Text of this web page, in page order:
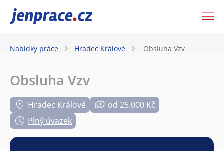
JenPráce.cz
Nabídky práce Hradec Králové Obsluha Vzv
Obsluha Vzv
Hradec Králové
od 25.000 Kč
Plný úvazek